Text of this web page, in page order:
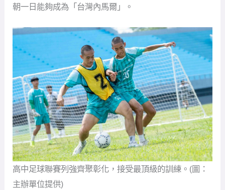
朝一日能夠成為「台灣內馬爾」。
高中足球聯賽列強齊聚彰化，接受最頂級的訓練。(圖：
主辦單位提供)